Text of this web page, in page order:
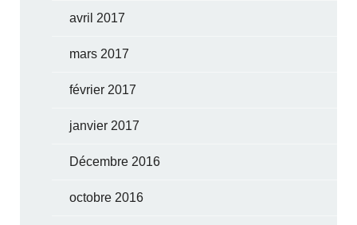
avril 2017
mars 2017
février 2017
janvier 2017
Décembre 2016
octobre 2016